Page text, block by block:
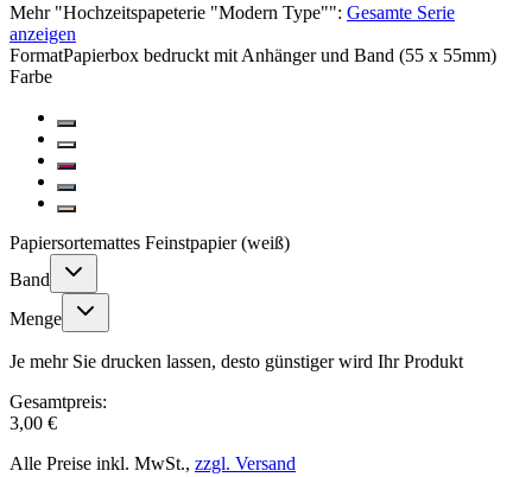
Mehr"Hochzeitspapeterie "Modern Type"": Gesamte Serie
anzeigen
FormatPapierbox bedruckt mit Anhänger und Band (55 x 55mm)
Farbe
Papiersortemattes Feinstpapier (weiß)
Band
Menge
Je mehr Sie drucken lassen, desto günstiger wird Ihr Produkt
Gesamtpreis:
3,00 €
Alle Preise inkl. MwSt., zzgl. Versand